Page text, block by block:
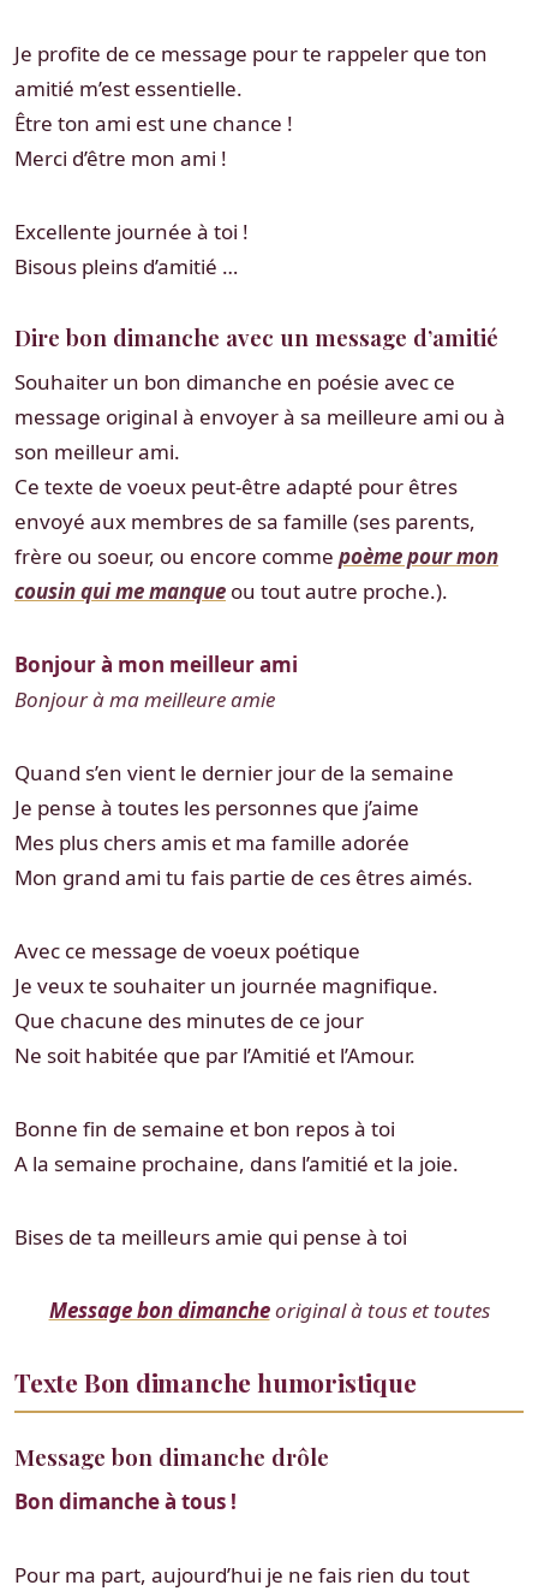
Je profite de ce message pour te rappeler que ton
amitié m’est essentielle.
Être ton ami est une chance !
Merci d’être mon ami !
Excellente journée à toi !
Bisous pleins d’amitié …
Dire bon dimanche avec un message d’amitié
Souhaiter un bon dimanche en poésie avec ce
message original à envoyer à sa meilleure ami ou à
son meilleur ami.
Ce texte de voeux peut-être adapté pour êtres
envoyé aux membres de sa famille (ses parents,
frère ou soeur, ou encore comme poème pour mon
cousin qui me manque ou tout autre proche.).
Bonjour à mon meilleur ami
Bonjour à ma meilleure amie
Quand s’en vient le dernier jour de la semaine
Je pense à toutes les personnes que j’aime
Mes plus chers amis et ma famille adorée
Mon grand ami tu fais partie de ces êtres aimés.
Avec ce message de voeux poétique
Je veux te souhaiter un journée magnifique.
Que chacune des minutes de ce jour
Ne soit habitée que par l’Amitié et l’Amour.
Bonne fin de semaine et bon repos à toi
A la semaine prochaine, dans l’amitié et la joie.
Bises de ta meilleurs amie qui pense à toi
Message bon dimancheoriginal à tous et toutes
Texte Bon dimanche humoristique
Message bon dimanche drôle
Bon dimanche à tous !
Pour ma part, aujourd’hui je ne fais rien du tout